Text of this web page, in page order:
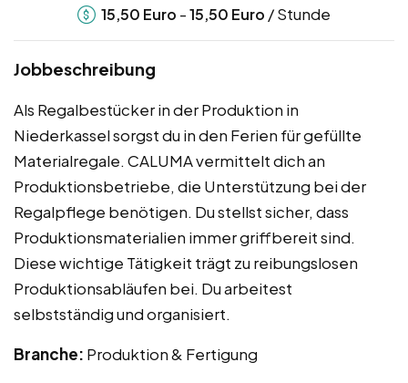
15,50 Euro -15,50 Euro / Stunde
Jobbeschreibung
Als Regalbestücker in der Produktion in
Niederkassel sorgst du in den Ferien für gefüllte
Materialregale. CALUMA vermittelt dich an
Produktionsbetriebe, die Unterstützung bei der
Regalpflege benötigen. Du stellst sicher, dass
Produktionsmaterialien immer griffbereit sind.
Diese wichtige Tätigkeit trägt zu reibungslosen
Produktionsabläufen bei. Du arbeitest
selbstständig und organisiert.
Branche: Produktion & Fertigung